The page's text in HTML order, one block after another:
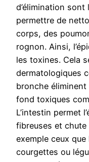
d’élimination
permettre de
corps, des
rognon. Ainsi,
les toxines. Cela
dermatologiques
bronche éliminent
fond toxiques
L’intestin permet
fibreuses et chute
exemple ceux
courgettes ou